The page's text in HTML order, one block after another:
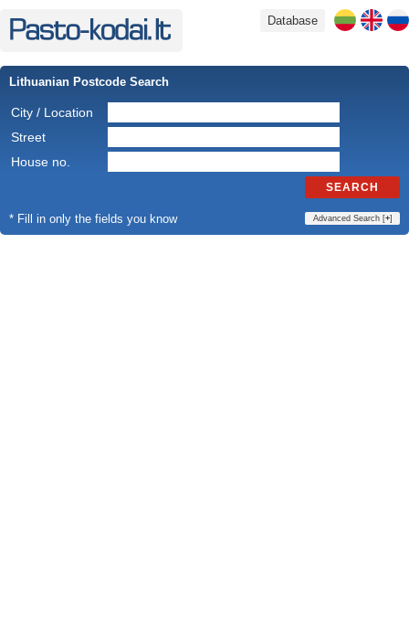
Database
Lithuanian Postcode Search
City / Location
Street
House no.
SEARCH
* Fill in only the fields you know Advanced Search [+]